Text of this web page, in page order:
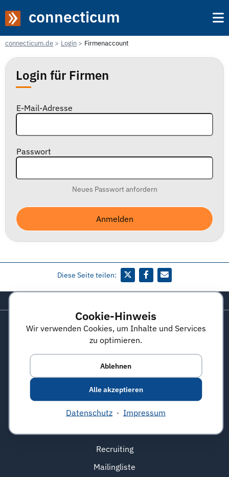
Cookie-Hinweis
Wir verwenden Cookies, um Inhalte und Services
zu optimieren.
Ablehnen
Alle akzeptieren
Datenschutz · Impressum
connecticum
connecticum.de Login Firmenaccount
Login für Firmen
E-Mail-Adresse
Passwort
Neues Passwort anfordern
Diese Seite teilen:
connecticum
Freu dich auf die Zukunft
serviceteam@connecticum.de
Job- & Karrieremesse
ArbeitgeberAtlas
Jobmarket
Recruiting
Mailingliste